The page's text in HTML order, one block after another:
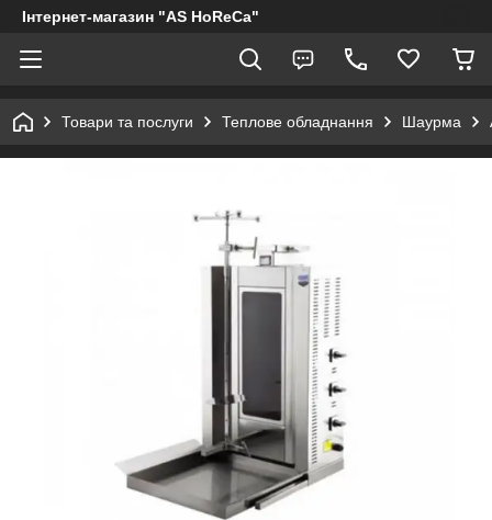
Інтернет-магазин "AS HoReCa"
Товари та послуги Теплове обладнання Шаурма